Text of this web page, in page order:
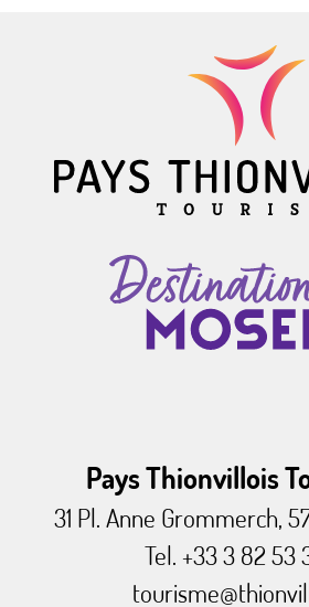
Pays Thionvillois
31 Pl. Anne Grommerch,
Tel. +33 3 82 53